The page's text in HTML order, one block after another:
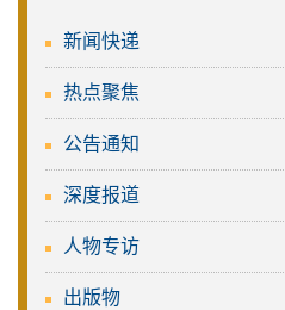
新闻快递
热点聚焦
公告通知
深度报道
人物专访
出版物